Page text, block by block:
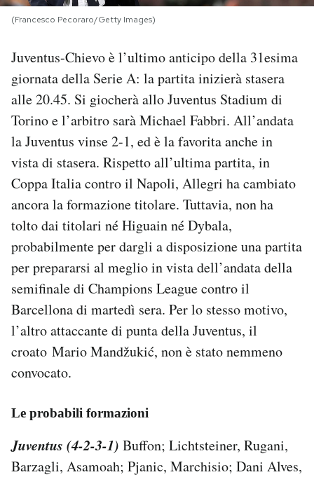
I MIEI PREFERITI
SHOP
CALENDARIO
AREA PERSONALE
Newsletter
Notifiche mobile
Regala il Post
Hai bisogno di aiuto?
Esci
(Francesco Pecoraro/Getty Images)
Juventus-Chievo è l’ultimo anticipo della 31esima
giornata della Serie A: la partita inizierà stasera
alle 20.45. Si giocherà allo Juventus Stadium di
Torino e l’arbitro sarà Michael Fabbri. All’andata
la Juventus vinse 2-1, ed è la favorita anche in
vista di stasera. Rispetto all’ultima partita, in
Coppa Italia contro il Napoli, Allegri ha cambiato
ancora la formazione titolare. Tuttavia, non ha
tolto dai titolari né Higuain né Dybala,
probabilmente per dargli a disposizione una partita
per prepararsi al meglio in vista dell’andata della
semifinale di Champions League contro il
Barcellona di martedì sera. Per lo stesso motivo,
l’altro attaccante di punta della Juventus, il
croato Mario Mandžukić, non è stato nemmeno
convocato.
Le probabili formazioni
Juventus (4-2-3-1) Buffon; Lichtsteiner, Rugani,
Barzagli, Asamoah; Pjanic, Marchisio; Dani Alves,